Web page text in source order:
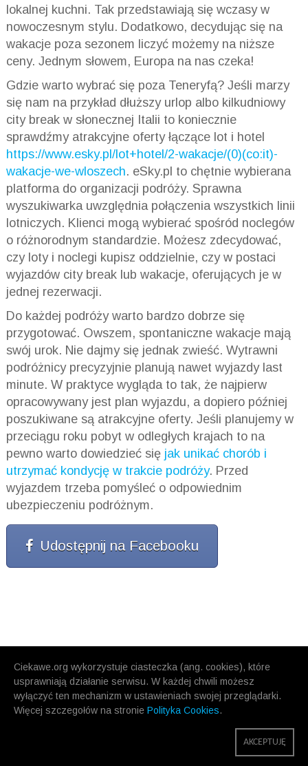
Ciekawe.org wykorzystuje ciasteczka (ang. cookies), które
usprawniają działanie serwisu. W każdej chwili możesz
wyłączyć ten mechanizm w ustawieniach swojej przeglądarki.
Więcej szczegołów na stronie Polityka Cookies.
AKCEPTUJĘ
lokalnej kuchni. Tak przedstawiają się wczasy w
nowoczesnym stylu. Dodatkowo, decydując się na
wakacje poza sezonem liczyć możemy na niższe
ceny. Jednym słowem, Europa na nas czeka!
Gdzie warto wybrać się poza Teneryfą? Jeśli marzy
się nam na przykład dłuższy urlop albo kilkudniowy
city break w słonecznej Italii to koniecznie
sprawdźmy atrakcyjne oferty łączące lot i hotel
https://www.esky.pl/lot+hotel/2-wakacje/(0)(co:it)-
wakacje-we-wloszech. eSky.pl to chętnie wybierana
platforma do organizacji podróży. Sprawna
wyszukiwarka uwzględnia połączenia wszystkich linii
lotniczych. Klienci mogą wybierać spośród noclegów
o różnorodnym standardzie. Możesz zdecydować,
czy loty i noclegi kupisz oddzielnie, czy w postaci
wyjazdów city break lub wakacje, oferujących je w
jednej rezerwacji.
Do każdej podróży warto bardzo dobrze się
przygotować. Owszem, spontaniczne wakacje mają
swój urok. Nie dajmy się jednak zwieść. Wytrawni
podróżnicy precyzyjnie planują nawet wyjazdy last
minute. W praktyce wygląda to tak, że najpierw
opracowywany jest plan wyjazdu, a dopiero później
poszukiwane są atrakcyjne oferty. Jeśli planujemy w
przeciągu roku pobyt w odległych krajach to na
pewno warto dowiedzieć się jak unikać chorób i
utrzymać kondycję w trakcie podróży. Przed
wyjazdem trzeba pomyśleć o odpowiednim
ubezpieczeniu podróżnym.
Udostępnij na Facebooku